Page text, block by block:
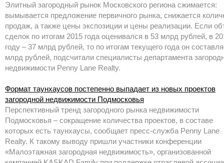
Элитный загородный рынок Московского региона сжимается:
вымывается предложение первичного рынка, снижается
продаж, а также цены экспозиции и цены реализации. Если
сделок по итогам 2015 года оценивался в 53 млрд рублей, в
году – 37 млрд рублей, то по итогам текущего года он
млрд рублей, подсчитали специалисты департамента
недвижимости Penny Lane Realty.
Формат таунхаусов постепенно выпадает из новых проектов
загородной недвижимости Подмосковья
Перспективный тренд загородного рынка недвижимости
Подмосковья – сокращение количества проектов, в составе
которых есть таунхаусы, сообщает пресс-служба Penny Lane
Realty. К такому выводу пришли участники конференции
«Малоэтажная загородная недвижимость», организованной